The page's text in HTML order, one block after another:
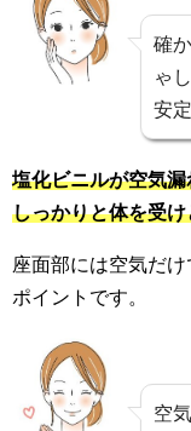
確
ゃ
安定
塩化ビニルが空気
しっかりと体を受
座面部には空気だ
ポイントです。
空